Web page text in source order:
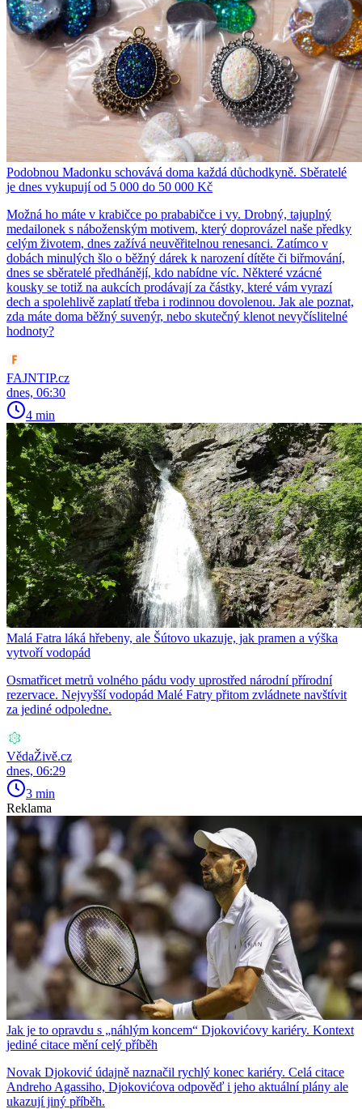
Podobnou Madonku schovává doma každá důchodkyně. Sběratelé
je dnes vykupují od 5 000 do 50 000 Kč
Možná ho máte v krabičce po prababičce i vy. Drobný, tajuplný
medailonek s náboženským motivem, který doprovázel naše předky
celým životem, dnes zažívá neuvěřitelnou renesanci. Zatímco v
dobách minulých šlo o běžný dárek k narození dítěte či biřmování,
dnes se sběratelé předhánějí, kdo nabídne víc. Některé vzácné
kousky se totiž na aukcích prodávají za částky, které vám vyrazí
dech a spolehlivě zaplatí třeba i rodinnou dovolenou. Jak ale poznat,
zda máte doma běžný suvenýr, nebo skutečný klenot nevyčíslitelné
hodnoty?
FAJNTIP.cz
dnes, 06:30
4 min
Malá Fatra láká hřebeny, ale Šútovo ukazuje, jak pramen a výška
vytvoří vodopád
Osmatřicet metrů volného pádu vody uprostřed národní přírodní
rezervace. Nejvyšší vodopád Malé Fatry přitom zvládnete navštívit
za jediné odpoledne.
VědaŽivě.cz
dnes, 06:29
3 min
Reklama
Jak je to opravdu s „náhlým koncem“ Djokovićovy kariéry. Kontext
jediné citace mění celý příběh
Novak Djoković údajně naznačil rychlý konec kariéry. Celá citace
Andreho Agassiho, Djokovićova odpověď i jeho aktuální plány ale
ukazují jiný příběh.